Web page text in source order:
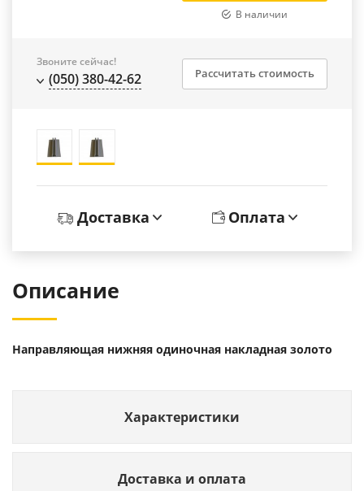
В наличии
Звоните сейчас!
(050) 380-42-62 Рассчитать стоимость
Доставка Оплата
Описание
Направляющая нижняя одиночная накладная золото
Характеристики
Доставка и оплата